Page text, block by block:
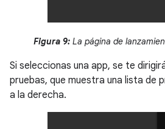
Figura 9:La página de
Si seleccionas una app, se te
pruebas, que muestra una lista de
a la derecha.